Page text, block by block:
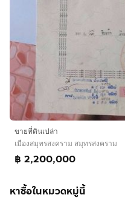
ขายที่ดินเปล่า
เมืองสมุทรสงคราม สมุทรสงคราม
฿ 2,200,000
หาซื้อในหมวดหมู่นี้